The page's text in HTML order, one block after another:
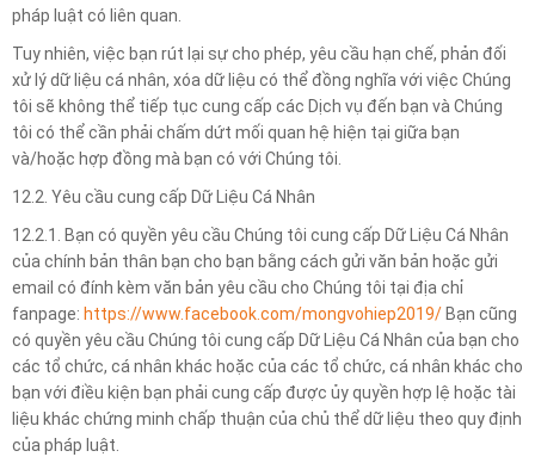
pháp luật có liên quan.
Tuy nhiên, việc bạn rút lại sự cho phép, yêu cầu hạn chế, phản đối
xử lý dữ liệu cá nhân, xóa dữ liệu có thể đồng nghĩa với việc Chúng
tôi sẽ không thể tiếp tục cung cấp các Dịch vụ đến bạn và Chúng
tôi có thể cần phải chấm dứt mối quan hệ hiện tại giữa bạn
và/hoặc hợp đồng mà bạn có với Chúng tôi.
12.2. Yêu cầu cung cấp Dữ Liệu Cá Nhân
12.2.1. Bạn có quyền yêu cầu Chúng tôi cung cấp Dữ Liệu Cá Nhân
của chính bản thân bạn cho bạn bằng cách gửi văn bản hoặc gửi
email có đính kèm văn bản yêu cầu cho Chúng tôi tại địa chỉ
fanpage: https://www.facebook.com/mongvohiep2019/ Bạn cũng
có quyền yêu cầu Chúng tôi cung cấp Dữ Liệu Cá Nhân của bạn cho
các tổ chức, cá nhân khác hoặc của các tổ chức, cá nhân khác cho
bạn với điều kiện bạn phải cung cấp được ủy quyền hợp lệ hoặc tài
liệu khác chứng minh chấp thuận của chủ thể dữ liệu theo quy định
của pháp luật.